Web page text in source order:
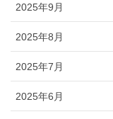
2025年9月
2025年8月
2025年7月
2025年6月